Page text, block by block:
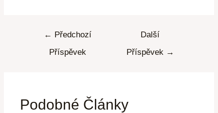
← Předchozí
Příspěvek
Další
Příspěvek →
Podobné Články